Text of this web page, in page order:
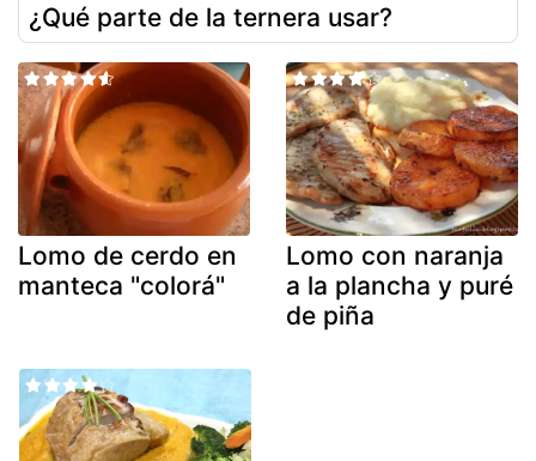
¿Qué parte de la ternera usar?
Lomo de cerdo en
manteca "colorá"
Lomo con naranja
a la plancha y puré
de piña